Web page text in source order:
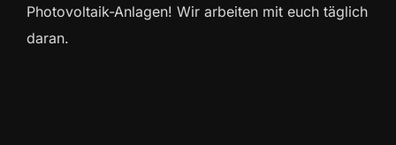
Photovoltaik-Anlagen! Wir arbeiten mit euch täglich
daran.